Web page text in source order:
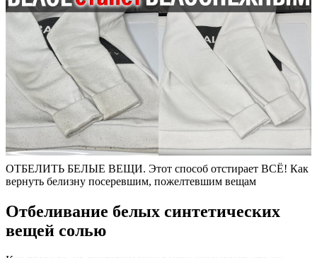
ОТБЕЛИТЬ БЕЛЫЕ ВЕЩИ. Этот способ отстирает ВСЁ! Как
вернуть белизну посеревшим, пожелтевшим вещам
Отбеливание белых синтетических
вещей солью